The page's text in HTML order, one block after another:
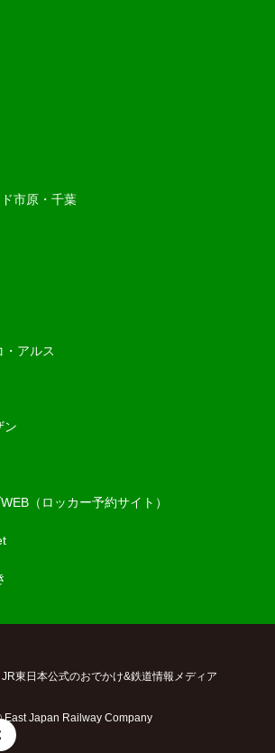
市原・千葉
・アルス
ン
（ロッカー予約サイト）
東日本公式のおでかけ&鉄道情報メディア
East Japan Railway Company